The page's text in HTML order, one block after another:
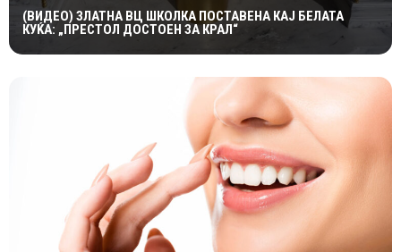
(ВИДЕО) ЗЛАТНА ВЦ ШКОЛКА ПОСТАВЕНА КАЈ БЕЛАТА
КУЌА: „ПРЕСТОЛ ДОСТОЕН ЗА КРАЛ“